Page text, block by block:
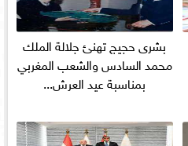
بشرى حجيج تهنئ جلالة الملك
محمد السادس والشعب المغربي
بمناسبة عيد العرش...